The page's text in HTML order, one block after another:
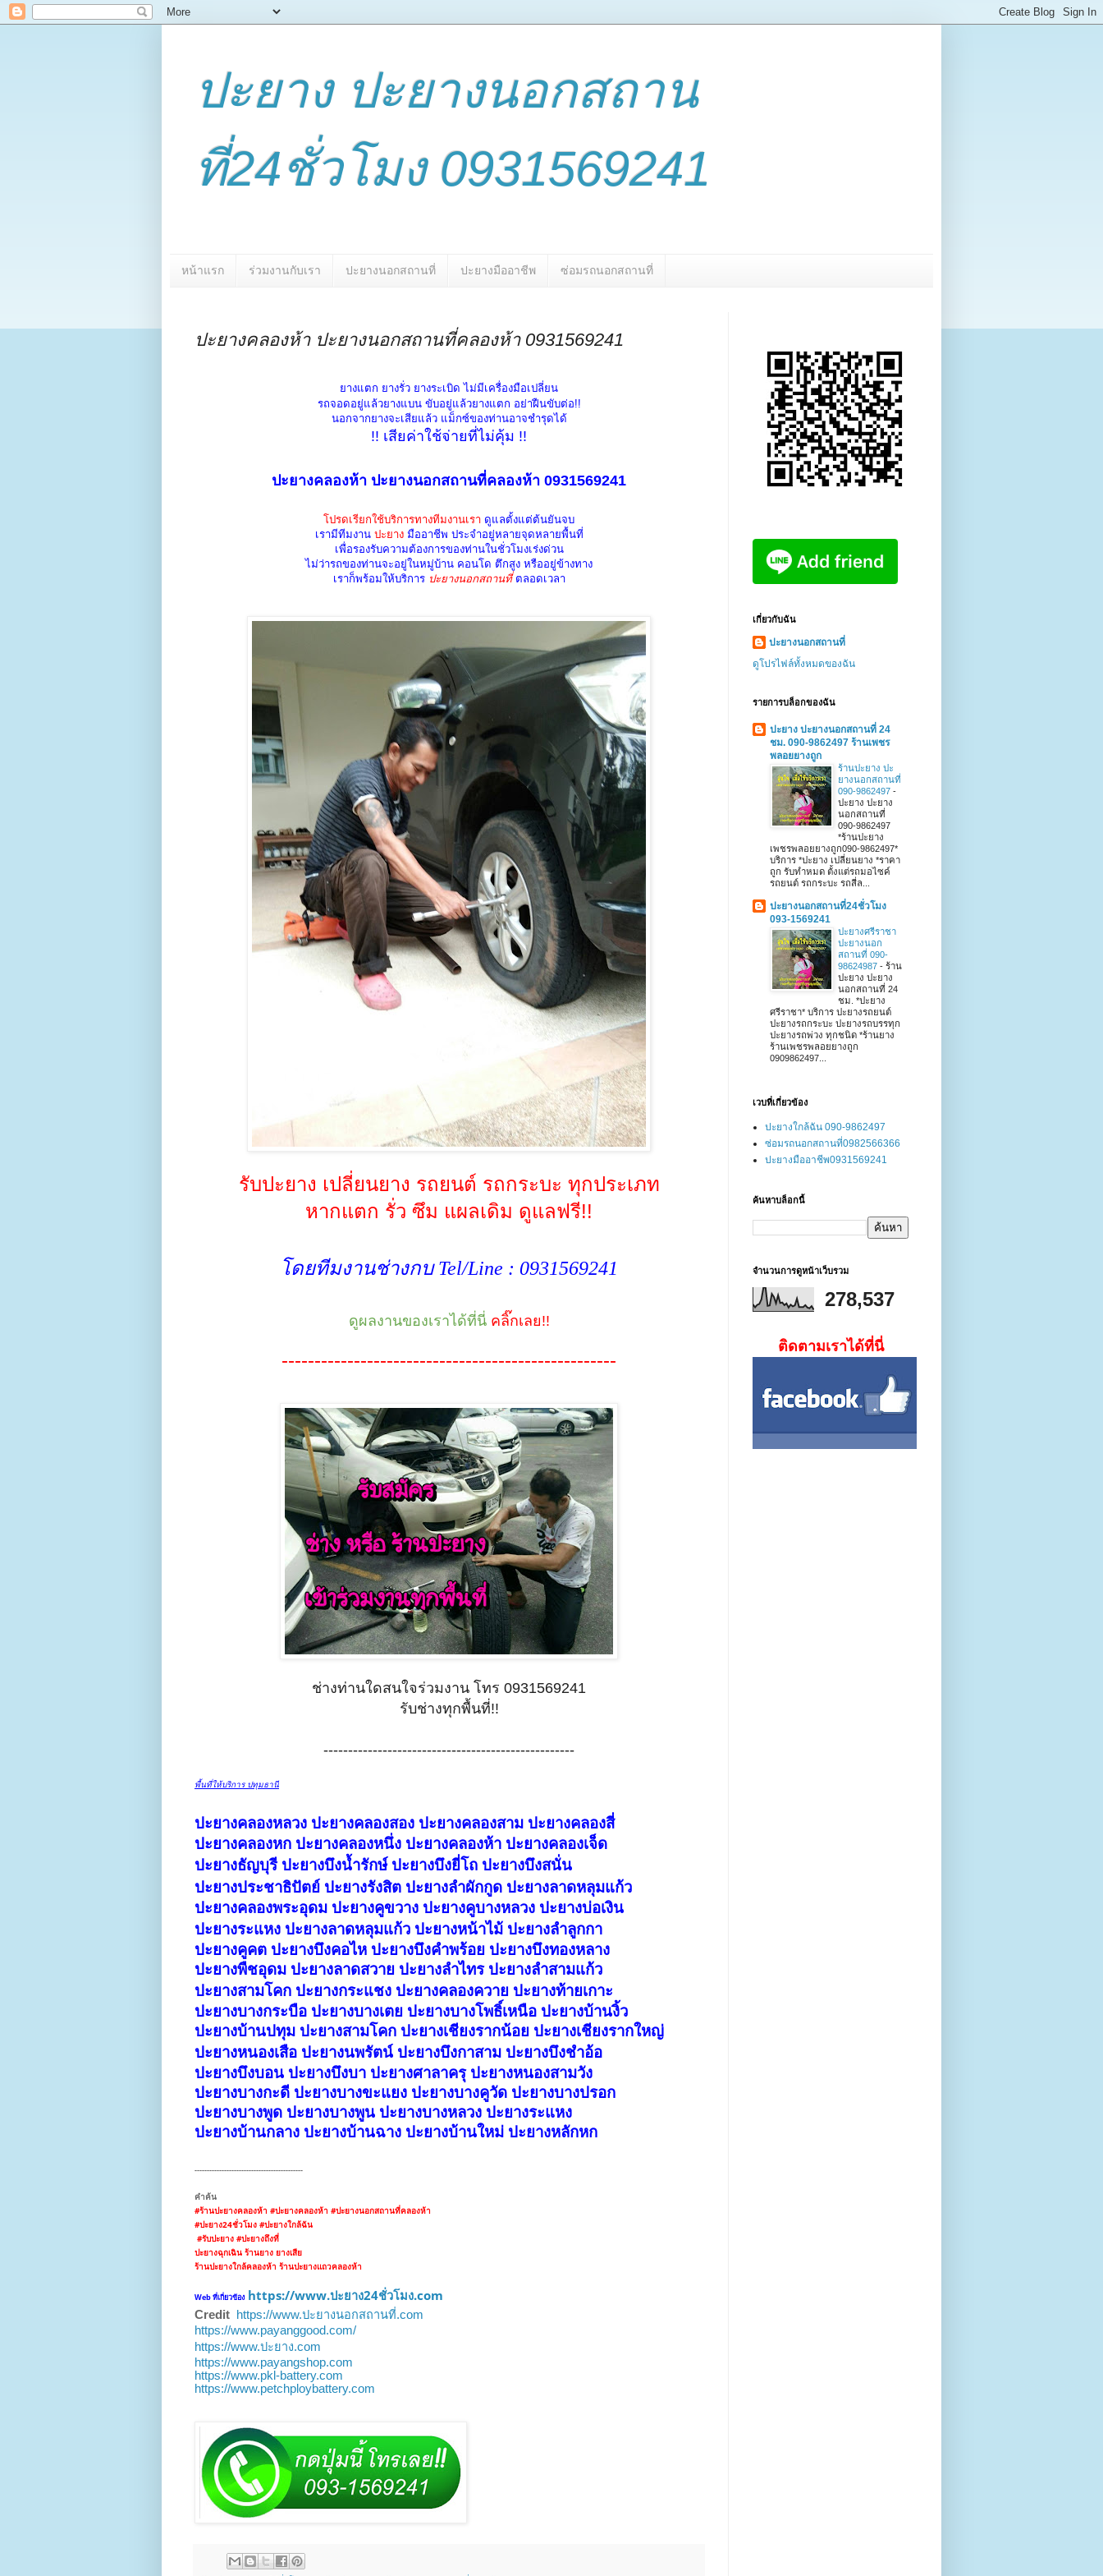
ปะยาง ปะยางนอกสถาน
ที่24ชั่วโมง 0931569241
หน้าแรก ร่วมงานกับเรา ปะยางนอกสถานที่ ปะยางมืออาชีพ ซ่อมรถนอกสถานที่
ปะยางคลองห้า ปะยางนอกสถานที่คลองห้า 0931569241
ยางแตก ยางรั่ว ยางระเบิด ไม่มีเครื่องมือเปลี่ยน
รถจอดอยู่แล้วยางแบน ขับอยู่แล้วยางแตก อย่าฝืนขับต่อ!!
นอกจากยางจะเสียแล้ว แม็กซ์ของท่านอาจชำรุดได้
!! เสียค่าใช้จ่ายที่ไม่คุ้ม !!
ปะยางคลองห้า ปะยางนอกสถานที่คลองห้า 0931569241
โปรดเรียกใช้บริการทางทีมงานเรา ดูแลตั้งแต่ต้นยันจบ
เรามีทีมงาน ปะยางมืออาชีพ ประจำอยู่หลายจุดหลายพื้นที่
เพื่อรองรับความต้องการของท่านในชั่วโมงเร่งด่วน
ไม่ว่ารถของท่านจะอยู่ในหมู่บ้าน คอนโด ตึกสูง หรืออยู่ข้างทาง
เราก็พร้อมให้บริการ ปะยางนอกสถานที่ตลอดเวลา
รับปะยาง เปลี่ยนยาง รถยนต์ รถกระบะ ทุกประเภท
หากแตก รั่ว ซึม แผลเดิม ดูแลฟรี!!
โดยทีมงานช่างกบ Tel/Line : 0931569241
ดูผลงานของเราได้ที่นี่ คลิ๊กเลย!!
---------------------------------------------------
ช่างท่านใดสนใจร่วมงาน โทร 0931569241
รับช่างทุกพื้นที่!!
---------------------------------------------------
พื้นที่ให้บริการ ปทุมธานี
ปะยางคลองหลวง ปะยางคลองสอง ปะยางคลองสาม ปะยางคลองสี่
ปะยางคลองหก ปะยางคลองหนึ่ง ปะยางคลองห้า ปะยางคลองเจ็ด
ปะยางธัญบุรี ปะยางบึงน้ำรักษ์ ปะยางบึงยี่โถ ปะยางบึงสนั่น
ปะยางประชาธิปัตย์ ปะยางรังสิต ปะยางลำผักกูด ปะยางลาดหลุมแก้ว
ปะยางคลองพระอุดม ปะยางคูขวาง ปะยางคูบางหลวง ปะยางบ่อเงิน
ปะยางระแหง ปะยางลาดหลุมแก้ว ปะยางหน้าไม้ ปะยางลำลูกกา
ปะยางคูคต ปะยางบึงคอไห ปะยางบึงคำพร้อย ปะยางบึงทองหลาง
ปะยางพืชอุดม ปะยางลาดสวาย ปะยางลำไทร ปะยางลำสามแก้ว
ปะยางสามโคก ปะยางกระแชง ปะยางคลองควาย ปะยางท้ายเกาะ
ปะยางบางกระบือ ปะยางบางเตย ปะยางบางโพธิ์เหนือ ปะยางบ้านงิ้ว
ปะยางบ้านปทุม ปะยางสามโคก ปะยางเชียงรากน้อย ปะยางเชียงรากใหญ่
ปะยางหนองเสือ ปะยางนพรัตน์ ปะยางบึงกาสาม ปะยางบึงชำอ้อ
ปะยางบึงบอน ปะยางบึงบา ปะยางศาลาครุ ปะยางหนองสามวัง
ปะยางบางกะดี ปะยางบางขะแยง ปะยางบางคูวัด ปะยางบางปรอก
ปะยางบางพูด ปะยางบางพูน ปะยางบางหลวง ปะยางระแหง
ปะยางบ้านกลาง ปะยางบ้านฉาง ปะยางบ้านใหม่ ปะยางหลักหก
--------------------------------------------
คำค้น
#ร้านปะยางคลองห้า #ปะยางคลองห้า #ปะยางนอกสถานที่คลองห้า
#ปะยาง24ชั่วโมง #ปะยางใกล้ฉัน
#รับปะยาง #ปะยางถึงที่
ปะยางฉุกเฉิน ร้านยาง ยางเสีย
ร้านปะยางใกล้คลองห้า ร้านปะยางแถวคลองห้า
Web ที่เกี่ยวข้อง https://www.ปะยาง24ชั่วโมง.com
Credit
https://www.ปะยางนอกสถานที่.com
https://www.payanggood.com/
https://www.ปะยาง.com
https://www.payangshop.com
https://www.pkl-battery.com
https://www.petchploybattery.com
เกี่ยวกับฉัน
ปะยางนอกสถานที่
ดูโปรไฟล์ทั้งหมดของฉัน
รายการบล็อกของฉัน
ปะยาง ปะยางนอกสถานที่ 24
ชม. 090-9862497 ร้านเพชร
พลอยยางถูก
ร้านปะยาง ปะ
ยางนอกสถานที่
090-9862497 -
ปะยาง ปะยาง
นอกสถานที่
090-9862497
*ร้านปะยาง
เพชรพลอยยางถูก090-9862497*
บริการ *ปะยาง เปลี่ยนยาง *ราคา
ถูก รับทำหมด ตั้งแต่รถมอไซค์
รถยนต์ รถกระบะ รถสี่ล...
ปะยางนอกสถานที่24ชั่วโมง
093-1569241
ปะยางศรีราชา
ปะยางนอก
สถานที่ 090-
98624987 - ร้าน
ปะยาง ปะยาง
นอกสถานที่ 24
ชม. *ปะยาง
ศรีราชา* บริการ ปะยางรถยนต์
ปะยางรถกระบะ ปะยางรถบรรทุก
ปะยางรถพ่วง ทุกชนิด *ร้านยาง
ร้านเพชรพลอยยางถูก
0909862497...
เวบที่เกี่ยวข้อง
ปะยางใกล้ฉัน 090-9862497
ซ่อมรถนอกสถานที่0982566366
ปะยางมืออาชีพ0931569241
ค้นหาบล็อกนี้
จำนวนการดูหน้าเว็บรวม
278,537
ติดตามเราได้ที่นี่